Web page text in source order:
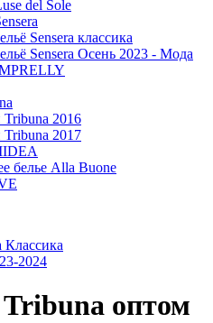
del Sole
Sensera классика
Sensera Осень 2023 - Мода
2016
2017
белье Alla Buone
Классика
2024
оптом